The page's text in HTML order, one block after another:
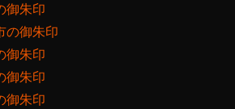
御朱印
の御朱印
御朱印
御朱印
御朱印